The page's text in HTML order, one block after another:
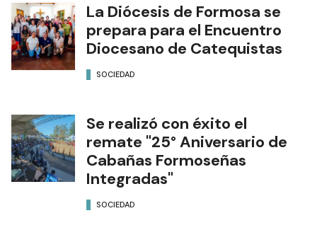
La Diócesis de Formosa se
prepara para el Encuentro
Diocesano de Catequistas
SOCIEDAD
Se realizó con éxito el
remate "25° Aniversario de
Cabañas Formoseñas
Integradas"
SOCIEDAD